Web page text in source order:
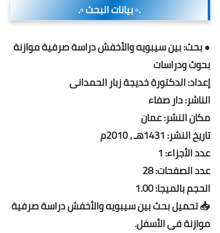
.▫️ بيانات البحث ▫️.
● بحث: بين سيبويه والأخفش دراسة صرفية موازنة
بحوث ودراسات
إعداد: الدكتورة خديجة زبار الحمدانى
الناشر: دار صفاء
مكان النشر: عمان
تاريخ النشر: 1431هـ ، 2010م
عدد الأجزاء: 1
عدد الصفحات: 28
الحجم بالميجا: 1.00
📥 تحميل بحث بين سيبويه والأخفش دراسة صرفية
موازنة فى الأسفل.